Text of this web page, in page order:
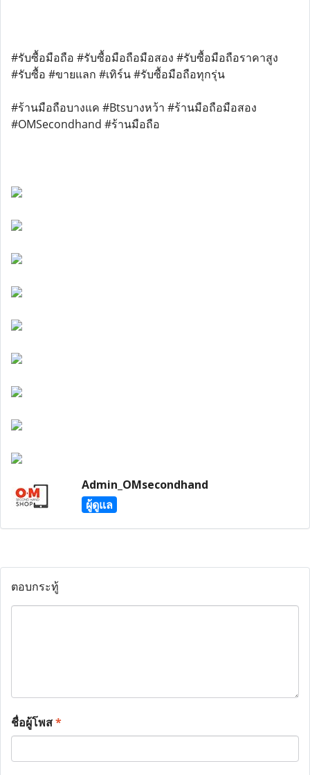
#รับซื้อมือถือ #รับซื้อมือถือมือสอง #รับซื้อมือถือราคาสูง
#รับซื้อ #ขายแลก #เทิร์น #รับซื้อมือถือทุกรุ่น
#ร้านมือถือบางแค #Btsบางหว้า #ร้านมือถือมือสอง
#OMSecondhand #ร้านมือถือ
Admin_OMsecondhand
ผู้ดูแล
ตอบกระทู้
ชื่อผู้โพส*